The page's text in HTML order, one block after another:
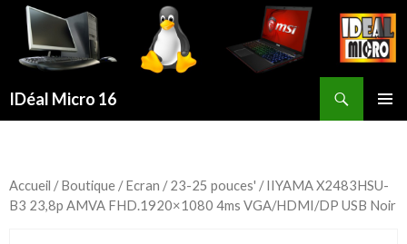
IDéal Micro 16
Accueil /Boutique /Ecran /23-25 pouces' / IIYAMA X2483HSU-
B3 23,8p AMVA FHD.1920×1080 4ms VGA/HDMI/DP USB Noir